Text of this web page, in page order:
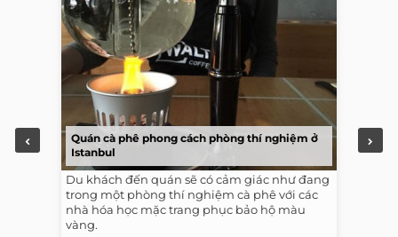
Quán cà phê phong cách phòng thí nghiệm ở
Istanbul
Du khách đến quán sẽ có cảm giác như đang
trong một phòng thí nghiệm cà phê với các
nhà hóa học mặc trang phục bảo hộ màu
vàng.